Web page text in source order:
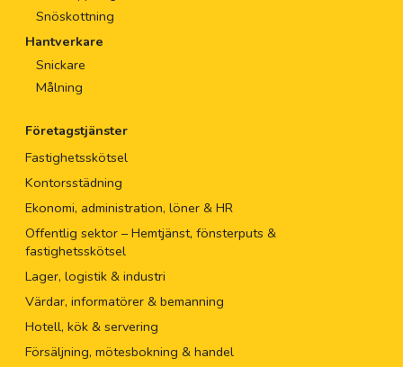
Snöskottning
Hantverkare
Snickare
Målning
Företagstjänster
Fastighetsskötsel
Kontorsstädning
Ekonomi, administration, löner & HR
Offentlig sektor – Hemtjänst, fönsterputs &
fastighetsskötsel
Lager, logistik & industri
Värdar, informatörer & bemanning
Hotell, kök & servering
Försäljning, mötesbokning & handel